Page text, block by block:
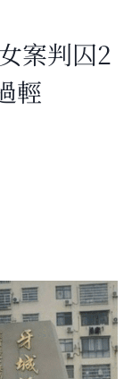
案判囚2
輕